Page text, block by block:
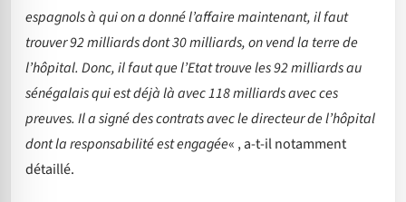
espagnols à qui on a donné l’affaire maintenant, il faut
trouver 92 milliards dont 30 milliards, on vend la terre de
l’hôpital. Donc, il faut que l’Etat trouve les 92 milliards au
sénégalais qui est déjà là avec 118 milliards avec ces
preuves. Il a signé des contrats avec le directeur de l’hôpital
dont la responsabilité est engagée« , a-t-il notamment
détaillé.